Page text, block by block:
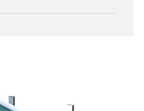
lega di alluminio
in tubolare in metallo